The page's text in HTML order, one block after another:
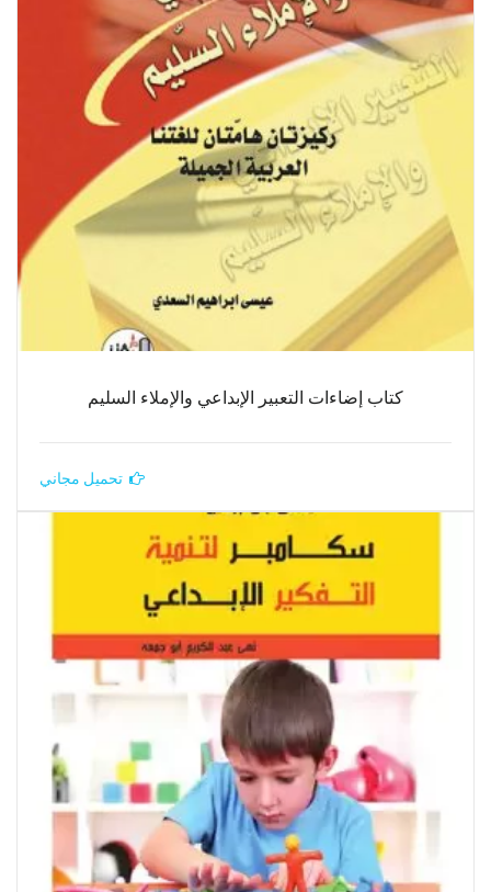
كتاب إضاءات التعبير الإبداعي والإملاء السليم
تحميل مجاني